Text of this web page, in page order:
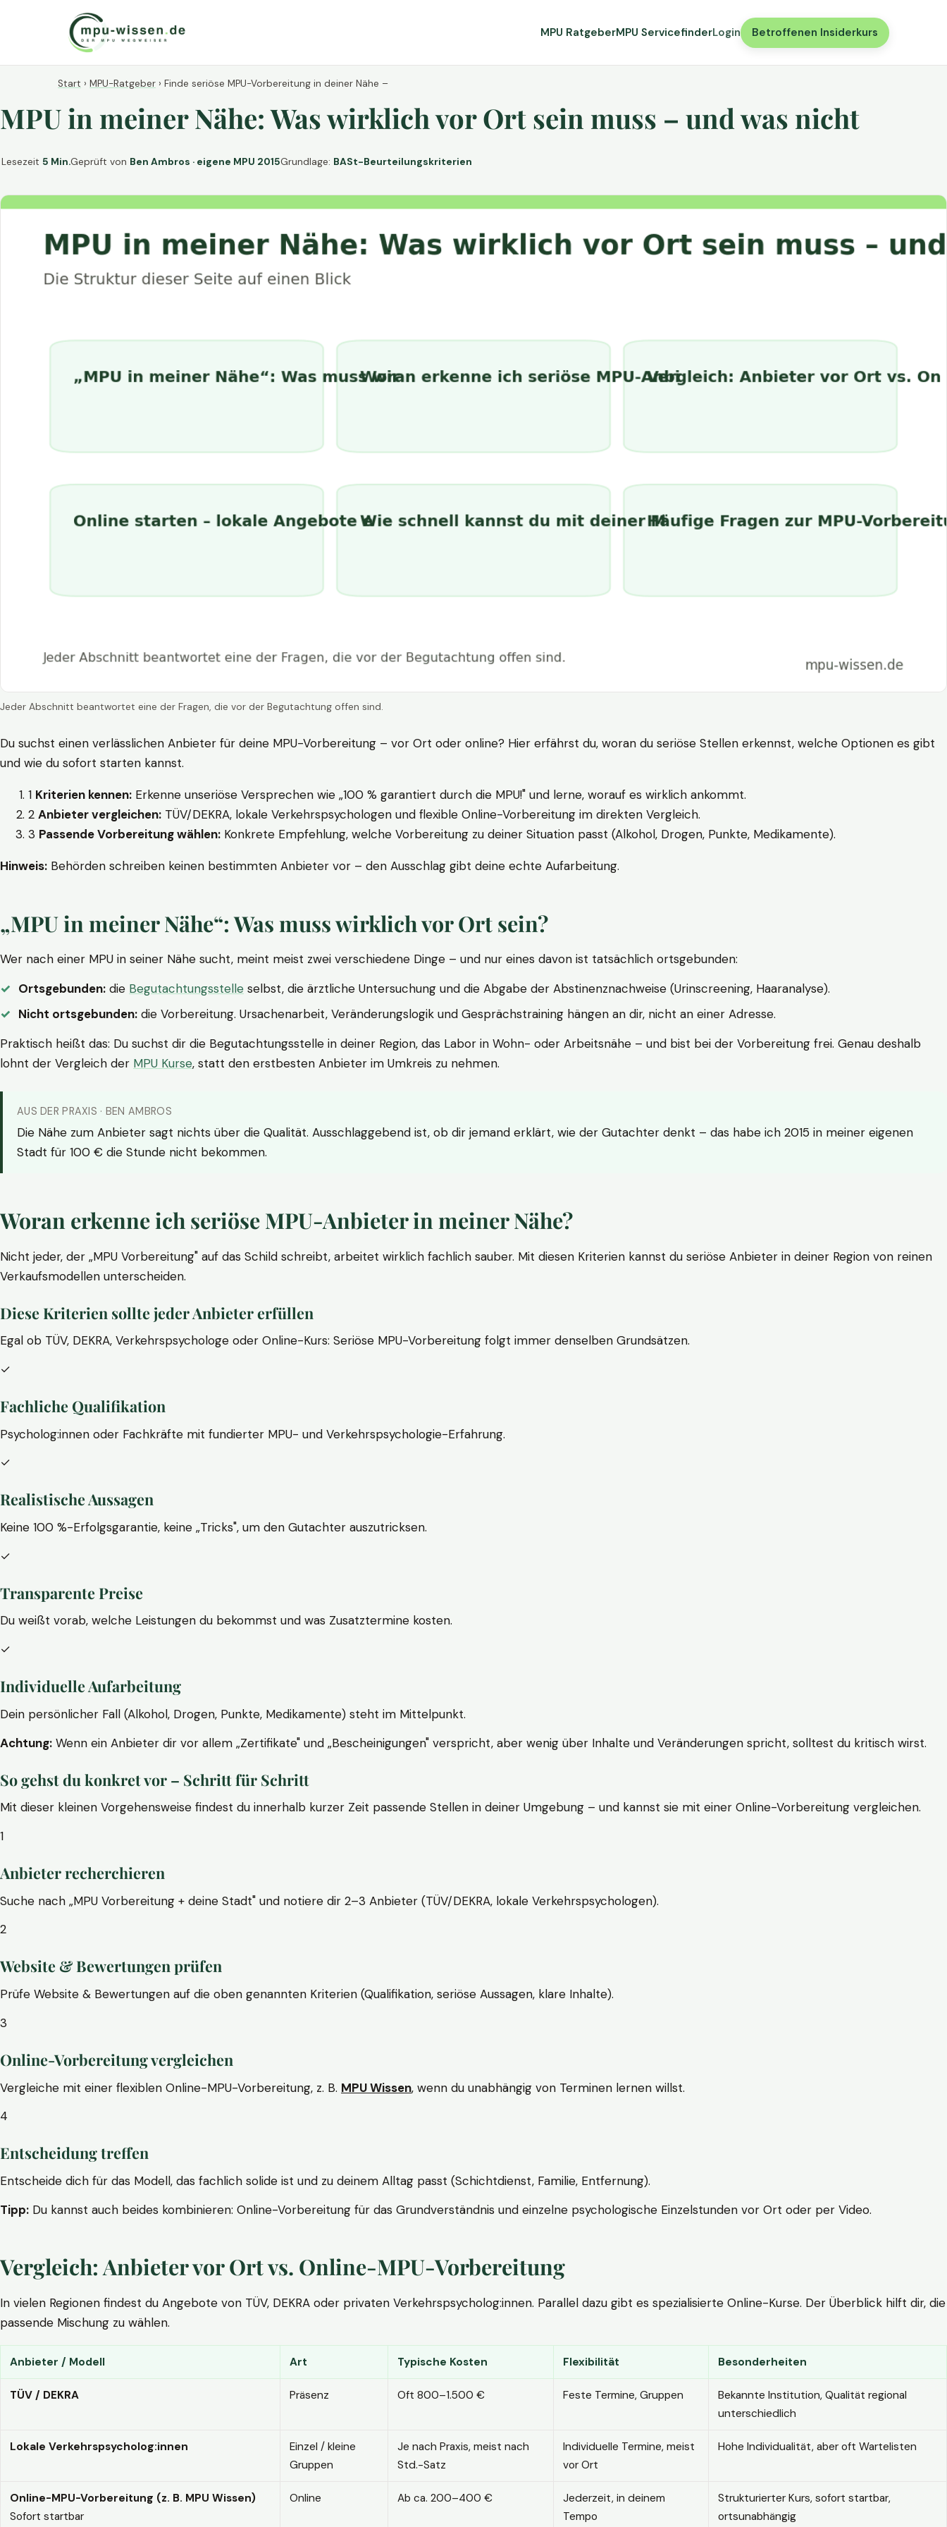
MPU RatgeberMPU ServicefinderLogin Betroffenen Insiderkurs
Start › MPU-Ratgeber › Finde seriöse MPU-Vorbereitung in deiner Nähe –
MPU in meiner Nähe: Was wirklich vor Ort sein muss – und was nicht
Lesezeit 5 Min.Geprüft von Ben Ambros · eigene MPU 2015Grundlage: BASt-Beurteilungskriterien
Jeder Abschnitt beantwortet eine der Fragen, die vor der Begutachtung offen sind.
Du suchst einen verlässlichen Anbieter für deine MPU-Vorbereitung – vor Ort oder online? Hier erfährst du, woran du seriöse Stellen erkennst, welche Optionen es gibt
und wie du sofort starten kannst.
1 Kriterien kennen: Erkenne unseriöse Versprechen wie „100 % garantiert durch die MPU!" und lerne, worauf es wirklich ankommt.
2 Anbieter vergleichen: TÜV/DEKRA, lokale Verkehrspsychologen und flexible Online-Vorbereitung im direkten Vergleich.
3 Passende Vorbereitung wählen: Konkrete Empfehlung, welche Vorbereitung zu deiner Situation passt (Alkohol, Drogen, Punkte, Medikamente).
Hinweis: Behörden schreiben keinen bestimmten Anbieter vor – den Ausschlag gibt deine echte Aufarbeitung.
„MPU in meiner Nähe“: Was muss wirklich vor Ort sein?
Wer nach einer MPU in seiner Nähe sucht, meint meist zwei verschiedene Dinge – und nur eines davon ist tatsächlich ortsgebunden:
Ortsgebunden: die Begutachtungsstelle selbst, die ärztliche Untersuchung und die Abgabe der Abstinenznachweise (Urinscreening, Haaranalyse).
Nicht ortsgebunden: die Vorbereitung. Ursachenarbeit, Veränderungslogik und Gesprächstraining hängen an dir, nicht an einer Adresse.
Praktisch heißt das: Du suchst dir die Begutachtungsstelle in deiner Region, das Labor in Wohn- oder Arbeitsnähe – und bist bei der Vorbereitung frei. Genau deshalb
lohnt der Vergleich der MPU Kurse, statt den erstbesten Anbieter im Umkreis zu nehmen.
AUS DER PRAXIS · BEN AMBROS
Die Nähe zum Anbieter sagt nichts über die Qualität. Ausschlaggebend ist, ob dir jemand erklärt, wie der Gutachter denkt – das habe ich 2015 in meiner eigenen
Stadt für 100 € die Stunde nicht bekommen.
Woran erkenne ich seriöse MPU-Anbieter in meiner Nähe?
Nicht jeder, der „MPU Vorbereitung" auf das Schild schreibt, arbeitet wirklich fachlich sauber. Mit diesen Kriterien kannst du seriöse Anbieter in deiner Region von reinen
Verkaufsmodellen unterscheiden.
Diese Kriterien sollte jeder Anbieter erfüllen
Egal ob TÜV, DEKRA, Verkehrspsychologe oder Online-Kurs: Seriöse MPU-Vorbereitung folgt immer denselben Grundsätzen.
✓
Fachliche Qualifikation
Psycholog:innen oder Fachkräfte mit fundierter MPU- und Verkehrspsychologie-Erfahrung.
✓
Realistische Aussagen
Keine 100 %-Erfolgsgarantie, keine „Tricks", um den Gutachter auszutricksen.
✓
Transparente Preise
Du weißt vorab, welche Leistungen du bekommst und was Zusatztermine kosten.
✓
Individuelle Aufarbeitung
Dein persönlicher Fall (Alkohol, Drogen, Punkte, Medikamente) steht im Mittelpunkt.
Achtung: Wenn ein Anbieter dir vor allem „Zertifikate" und „Bescheinigungen" verspricht, aber wenig über Inhalte und Veränderungen spricht, solltest du kritisch wirst.
So gehst du konkret vor – Schritt für Schritt
Mit dieser kleinen Vorgehensweise findest du innerhalb kurzer Zeit passende Stellen in deiner Umgebung – und kannst sie mit einer Online-Vorbereitung vergleichen.
1
Anbieter recherchieren
Suche nach „MPU Vorbereitung + deine Stadt" und notiere dir 2–3 Anbieter (TÜV/DEKRA, lokale Verkehrspsychologen).
2
Website & Bewertungen prüfen
Prüfe Website & Bewertungen auf die oben genannten Kriterien (Qualifikation, seriöse Aussagen, klare Inhalte).
3
Online-Vorbereitung vergleichen
Vergleiche mit einer flexiblen Online-MPU-Vorbereitung, z. B. MPU Wissen, wenn du unabhängig von Terminen lernen willst.
4
Entscheidung treffen
Entscheide dich für das Modell, das fachlich solide ist und zu deinem Alltag passt (Schichtdienst, Familie, Entfernung).
Tipp: Du kannst auch beides kombinieren: Online-Vorbereitung für das Grundverständnis und einzelne psychologische Einzelstunden vor Ort oder per Video.
Vergleich: Anbieter vor Ort vs. Online-MPU-Vorbereitung
In vielen Regionen findest du Angebote von TÜV, DEKRA oder privaten Verkehrspsycholog:innen. Parallel dazu gibt es spezialisierte Online-Kurse. Der Überblick hilft dir, die
passende Mischung zu wählen.
Anbieter / Modell Art Typische Kosten Flexibilität Besonderheiten
TÜV / DEKRA Präsenz Oft 800–1.500 € Feste Termine, Gruppen
Bekannte Institution, Qualität regional
unterschiedlich
Lokale Verkehrspsycholog:innen
Einzel / kleine
Gruppen
Je nach Praxis, meist nach
Std.-Satz
Individuelle Termine, meist
vor Ort
Hohe Individualität, aber oft Wartelisten
Online-MPU-Vorbereitung (z. B. MPU Wissen)
Sofort startbar
Online Ab ca. 200–400 €
Jederzeit, in deinem
Tempo
Strukturierter Kurs, sofort startbar,
ortsunabhängig